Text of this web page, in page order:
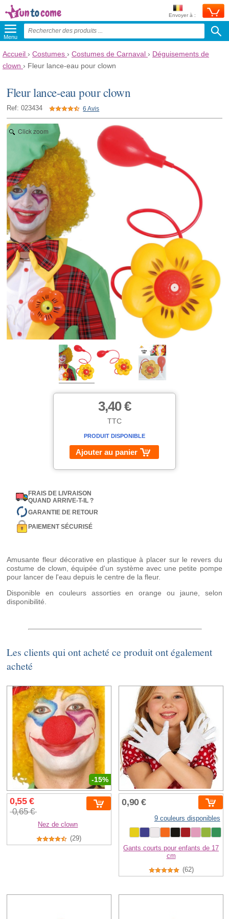
Envoyer à :
Menu
Accueil › Costumes › Costumes de Carnaval › Déguisements de
clown › Fleur lance-eau pour clown
Fleur lance-eau pour clown
Ref: 023434 6 Avis
Click zoom
3,40 €
TTC
PRODUIT DISPONIBLE
Ajouter au panier
FRAIS DE LIVRAISON
QUAND ARRIVE-T-IL ?
GARANTIE DE RETOUR
PAIEMENT SÉCURISÉ
Amusante fleur décorative en plastique à placer sur le revers du
costume de clown, équipée d'un système avec une petite pompe
pour lancer de l'eau depuis le centre de la fleur.
Disponible en couleurs assorties en orange ou jaune, selon
disponibilité.
Les clients qui ont acheté ce produit ont également
acheté
-15%
0,55 €
0,65 €
Nez de clown
(29)
0,90 €
9 couleurs disponibles
Gants courts pour enfants de 17
cm
(62)